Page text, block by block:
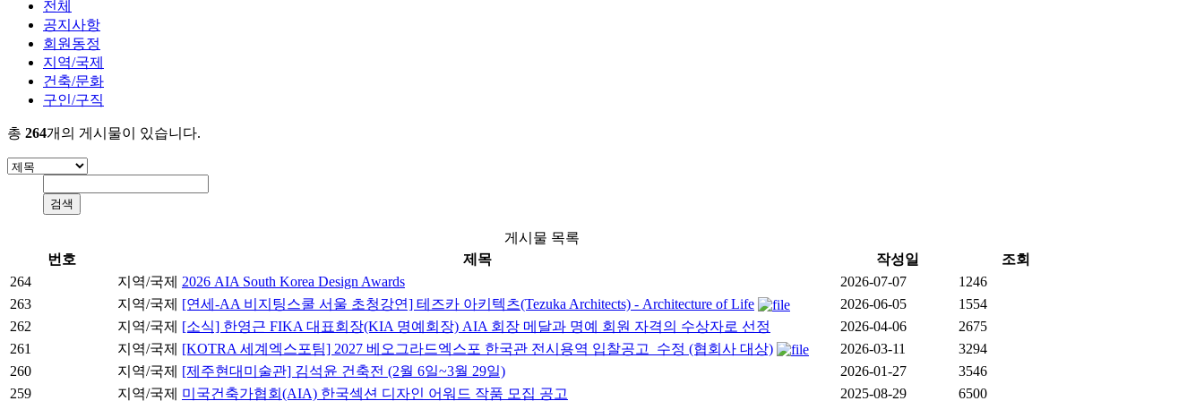
전체
공지사항
회원동정
지역/국제
건축/문화
구인/구직
총 264개의 게시물이 있습니다.
게시물 목록
번호
제목 작성일
조회
264
지역/국제 2026 AIA South Korea Design Awards 2026-07-07
1246
263
지역/국제 [연세-AA 비지팅스쿨 서울 초청강연] 테즈카 아키텍츠(Tezuka Architects) - Architecture of Life 2026-06-05
1554
262
지역/국제 [소식] 한영근 FIKA 대표회장(KIA 명예회장) AIA 회장 메달과 명예 회원 자격의 수상자로 선정 2026-04-06
2675
261
지역/국제 [KOTRA 세계엑스포팀] 2027 베오그라드엑스포 한국관 전시용역 입찰공고_수정 (협회사 대상) 2026-03-11
3294
260
지역/국제 [제주현대미술관] 김석윤 건축전 (2월 6일~3월 29일) 2026-01-27
3546
259
지역/국제 미국건축가협회(AIA) 한국섹션 디자인 어워드 작품 모집 공고 2025-08-29 6500